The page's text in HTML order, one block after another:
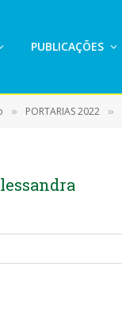
PUBLICAÇÕES
» PORTARIAS 2022 »